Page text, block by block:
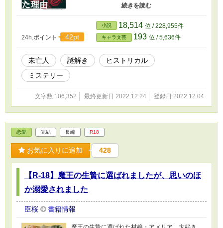
というのに、楽しげに振る舞っているのか。 ク
ローディアには、夫が亡くなった理由を知らな
ければならない理由があった――。 ※ 表紙は
かんたん表紙メーカーで作成しました
24h.ポイント
42pt
小説 18,514 位 / 228,955件
キャラ文芸 193 位 / 5,636件
未亡人 謎解き
ヒストリカル
ミステリー
文字数 106,352 最終更新日 2022.12.24 登録日 2022.12.04
恋愛 完結 長編 R18
お気に入りに追加 428
【R-18】魔王の生贄に選ばれましたが、思いのほ
か溺愛されました
臣桜 書籍情報